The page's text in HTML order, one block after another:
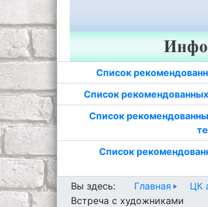
Список
Список
Список
Список
Вы здесь:
Главная ЦК
Встреча с художниками